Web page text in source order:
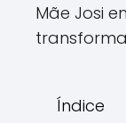
Mãe Josi
Índice